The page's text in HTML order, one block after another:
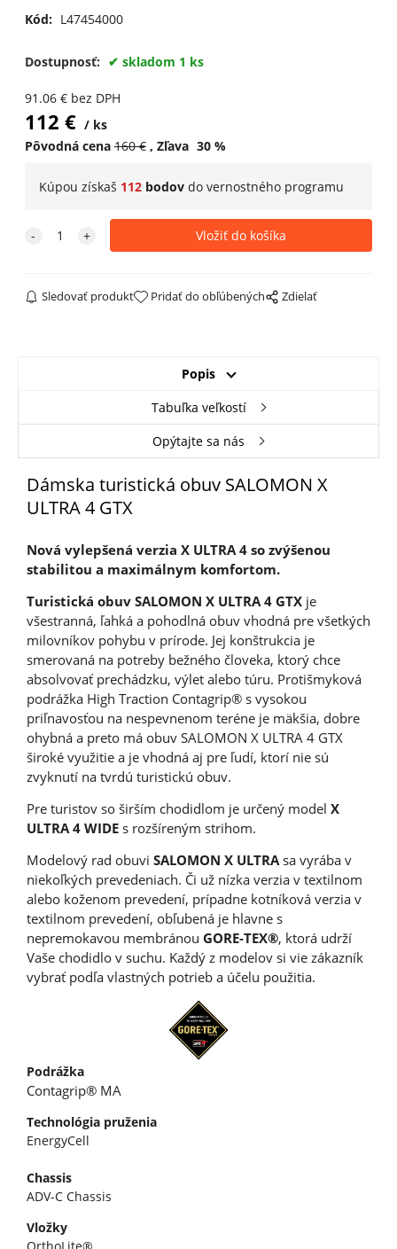
Kód: L47454000
Dostupnosť: skladom 1 ks
91.06€ bez DPH
112 €
ks
Pôvodná cena 160€ Zľava 30%
Kúpou získaš 112bodovdo vernostného programu
Sledovať produkt Pridať do obľúbených Zdielať
Popis
Tabuľka veľkostí
Opýtajte sa nás
Dámska turistická obuv SALOMON X
ULTRA 4 GTX
Nová vylepšená verzia X ULTRA 4 so zvýšenou
stabilitou a maximálnym komfortom.
Turistická obuv SALOMON X ULTRA 4 GTXje
všestranná, ľahká a pohodlná obuv vhodná pre všetkých
milovníkov pohybu v prírode. Jej konštrukcia je
smerovaná na potreby bežného človeka, ktorý chce
absolvovať prechádzku, výlet alebo túru. Protišmyková
podrážka High Traction Contagrip® s vysokou
priľnavosťou na nespevnenom teréne je mäkšia, dobre
ohybná a preto má obuv SALOMON X ULTRA 4 GTX
široké využitie a je vhodná aj pre ľudí, ktorí nie sú
zvyknutí na tvrdú turistickú obuv.
Pre turistov so širším chodidlom je určený model X
ULTRA 4 WIDE s rozšíreným strihom.
Modelový rad obuvi SALOMON X ULTRAsa vyrába v
niekoľkých prevedeniach. Či už nízka verzia v textilnom
alebo koženom prevedení, prípadne kotníková verzia v
textilnom prevedení, obľubená je hlavne s
nepremokavou membránou GORE-TEX®, ktorá udrží
Vaše chodidlo v suchu. Každý z modelov si vie zákazník
vybrať podľa vlastných potrieb a účelu použitia.
Podrážka
Contagrip® MA
Technológia pruženia
EnergyCell
Chassis
ADV-C Chassis
Vložky